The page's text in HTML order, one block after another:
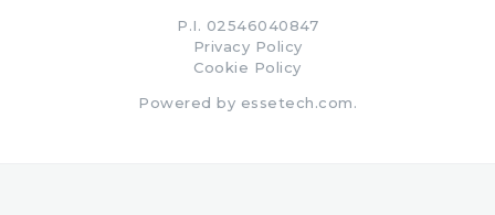
P.I. 02546040847
Privacy Policy
Cookie Policy
Powered by essetech.com.